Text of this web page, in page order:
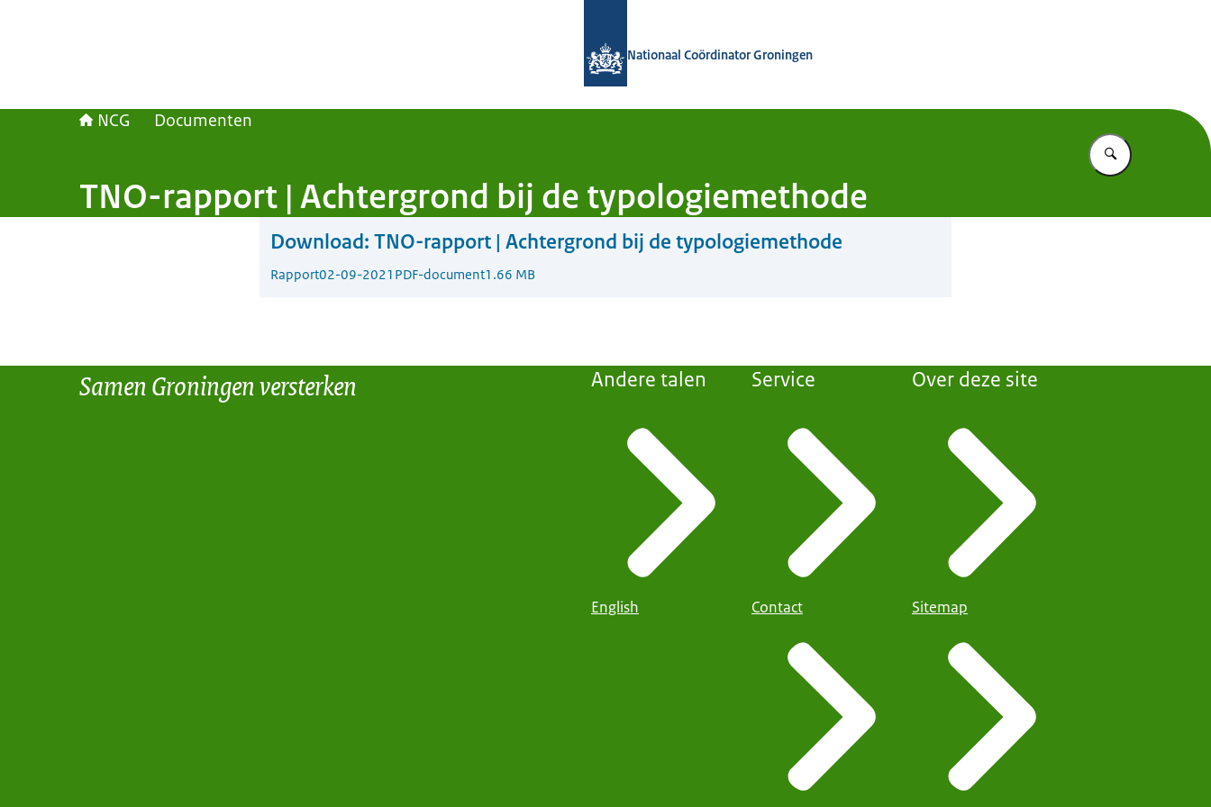
Nationaal Coördinator Groningen
NCG Documenten
Vul in wat u
TNO-rapport | Achtergrond bij de typologiemethode
Download: TNO-rapport | Achtergrond bij de typologiemethode
Rapport02-09-2021 PDF-document1.66 MB
Samen Groningen versterken Andere talen
English
Service
Contact
Over deze site
Sitemap